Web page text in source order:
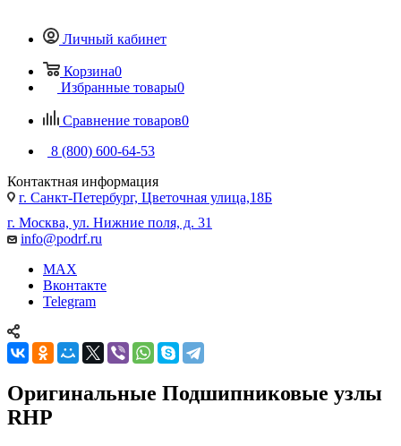
Личный кабинет
Корзина0
Избранные товары0
Сравнение товаров0
8 (800) 600-64-53
Контактная информация
г. Санкт-Петербург, Цветочная улица,18Б
г. Москва, ул. Нижние поля, д. 31
info@podrf.ru
MAX
Вконтакте
Telegram
Оригинальные Подшипниковые узлы
RHP